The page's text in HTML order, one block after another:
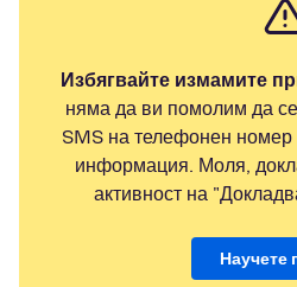
Избягвайте измамите
няма да ви помолим да
SMS на телефонен номер
информация. Моля,
активност на
Научете